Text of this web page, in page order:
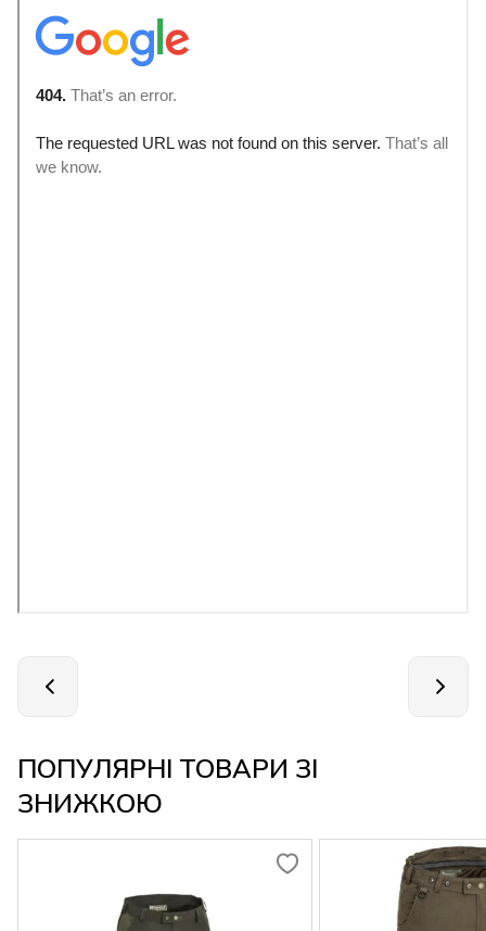
ПОПУЛЯРНІ ТОВАРИ ЗІ
ЗНИЖКОЮ